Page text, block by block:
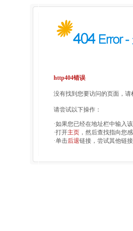
http404错误
没有找到您要访问的页面，
请尝试以下操作：
·如果您已经在地址栏中输入
·打开主页 ，然后查找指向您
·单击后退链接，尝试其他链